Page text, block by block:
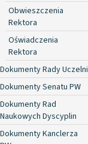
Obwieszczenia
Rektora
Oświadczenia
Rektora
Dokumenty Rady Uczelni
Dokumenty Senatu PW
Dokumenty Rad
Naukowych Dyscyplin
Dokumenty Kanclerza